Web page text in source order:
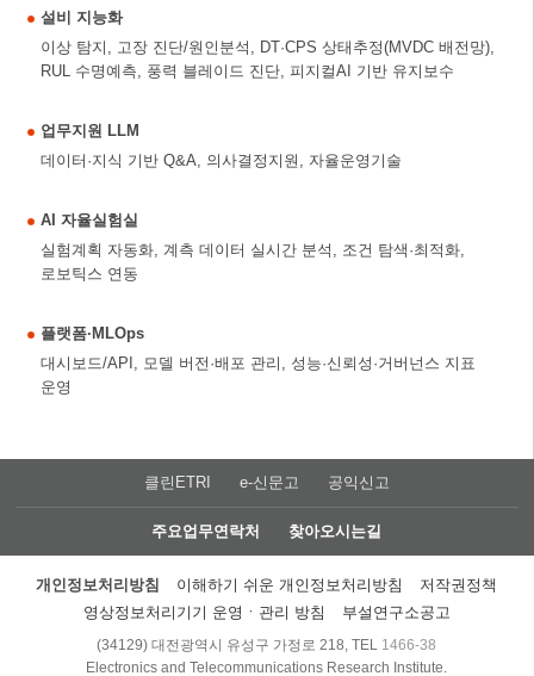
설비 지능화
이상 탐지, 고장 진단/원인분석, DT·CPS 상태추정(MVDC 배전망),
RUL 수명예측, 풍력 블레이드 진단, 피지컬AI 기반 유지보수
업무지원 LLM
데이터·지식 기반 Q&A, 의사결정지원, 자율운영기술
AI 자율실험실
실험계획 자동화, 계측 데이터 실시간 분석, 조건 탐색·최적화,
로보틱스 연동
플랫폼·MLOps
대시보드/API, 모델 버전·배포 관리, 성능·신뢰성·거버넌스 지표
운영
클린ETRI e-신문고 공익신고
주요업무연락처 찾아오시는길
개인정보처리방침 이해하기 쉬운 개인정보처리방침
저작권정책
영상정보처리기기 운영ㆍ관리 방침
부설연구소공고
(34129) 대전광역시 유성구 가정로 218, TEL 1466-38
Electronics and Telecommunications Research Institute.